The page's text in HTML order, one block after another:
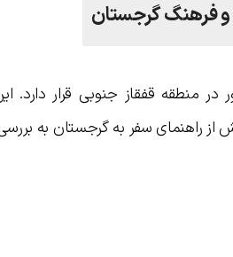
و فرهنگ گرجستان
منطقه قفقاز جنوبی قرار دارد.
راهنمای سفر به گرجستان به